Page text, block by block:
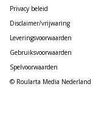
Privacy beleid
Disclaimer/vrijwaring
Leveringsvoorwaarden
Gebruiksvoorwaarden
Spelvoorwaarden
© Roularta Media Nederland